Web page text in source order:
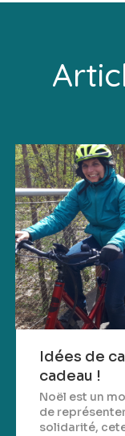
Idées de
cadeau !
Noël est un
de
solidarité,